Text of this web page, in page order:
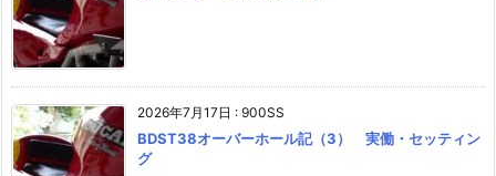
2026年7月17日 : 900SS
BDST38オーバーホール記（3） 実働・セッティン
グ